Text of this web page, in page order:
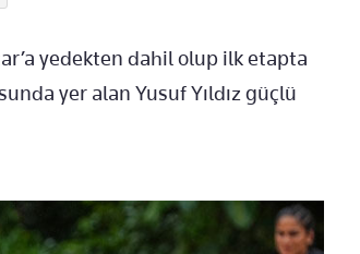
yedekten dahil olup ilk etapta
yer alan Yusuf Yıldız güçlü